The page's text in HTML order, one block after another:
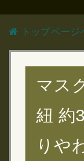
トップページ
マス
紐 約
りや